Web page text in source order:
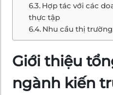
Hợp tác với các
thực tập
Nhu cầu thị
Giới thiệu
ngành kiến